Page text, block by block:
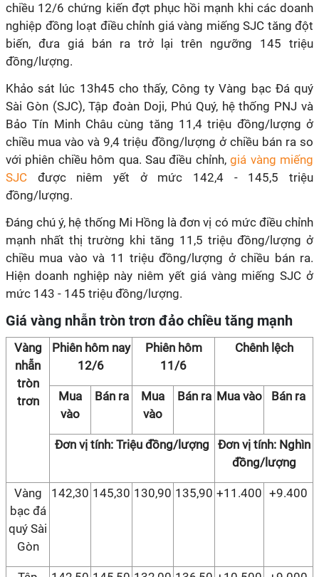
chiều 12/6 chứng kiến đợt phục hồi mạnh khi các doanh
nghiệp đồng loạt điều chỉnh giá vàng miếng SJC tăng đột
biến, đưa giá bán ra trở lại trên ngưỡng 145 triệu
đồng/lượng.
Khảo sát lúc 13h45 cho thấy, Công ty Vàng bạc Đá quý
Sài Gòn (SJC), Tập đoàn Doji, Phú Quý, hệ thống PNJ và
Bảo Tín Minh Châu cùng tăng 11,4 triệu đồng/lượng ở
chiều mua vào và 9,4 triệu đồng/lượng ở chiều bán ra so
với phiên chiều hôm qua. Sau điều chỉnh, giá vàng miếng
SJC được niêm yết ở mức 142,4 - 145,5 triệu
đồng/lượng.
Đáng chú ý, hệ thống Mi Hồng là đơn vị có mức điều chỉnh
mạnh nhất thị trường khi tăng 11,5 triệu đồng/lượng ở
chiều mua vào và 11 triệu đồng/lượng ở chiều bán ra.
Hiện doanh nghiệp này niêm yết giá vàng miếng SJC ở
mức 143 - 145 triệu đồng/lượng.
Giá vàng nhẫn tròn trơn đảo chiều tăng mạnh
Vàng
nhẫn
tròn
trơn
Phiên hôm nay
12/6
Phiên hôm
11/6
Chênh lệch
Mua
vào
Bán ra
Mua
vào
Bán ra Mua vào Bán ra
Đơn vị tính: Triệu đồng/lượng
Đơn vị tính: Nghìn
đồng/lượng
Vàng
bạc đá
quý Sài
Gòn
142,30 145,30 130,90 135,90 +11.400 +9.400